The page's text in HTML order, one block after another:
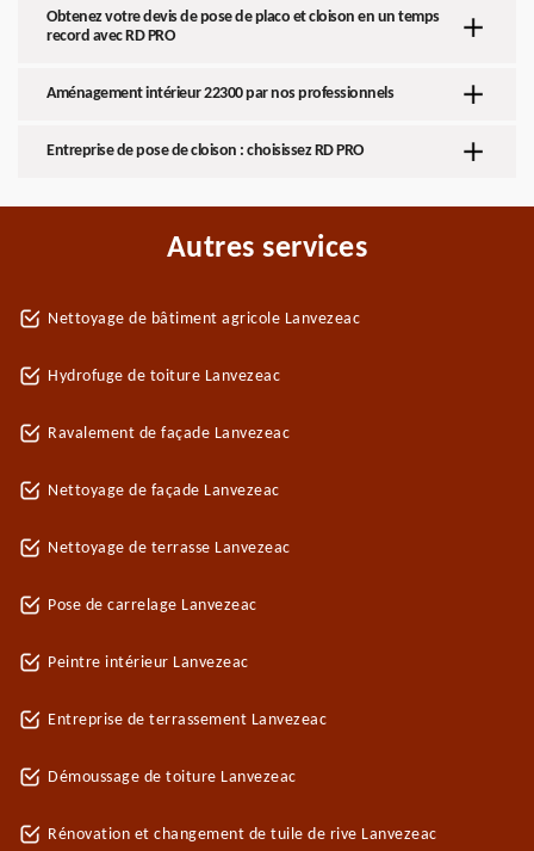
Obtenez votre devis de pose de placo et cloison en un temps
record avec RD PRO
Aménagement intérieur 22300 par nos professionnels
Entreprise de pose de cloison : choisissez RD PRO
Autres services
Nettoyage de bâtiment agricole Lanvezeac
Hydrofuge de toiture Lanvezeac
Ravalement de façade Lanvezeac
Nettoyage de façade Lanvezeac
Nettoyage de terrasse Lanvezeac
Pose de carrelage Lanvezeac
Peintre intérieur Lanvezeac
Entreprise de terrassement Lanvezeac
Démoussage de toiture Lanvezeac
Rénovation et changement de tuile de rive Lanvezeac